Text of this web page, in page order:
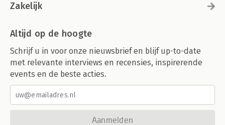
Zakelijk
Altijd op de hoogte
Schrijf u in voor onze nieuwsbrief en blijf up-to-date
met relevante interviews en recensies, inspirerende
events en de beste acties.
Aanmelden